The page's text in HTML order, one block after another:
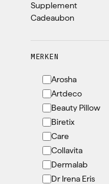
Supplement
Cadeaubon
MERKEN
Arosha
Artdeco
Beauty Pillow
Biretix
Care
Collavita
Dermalab
Dr Irena Eris